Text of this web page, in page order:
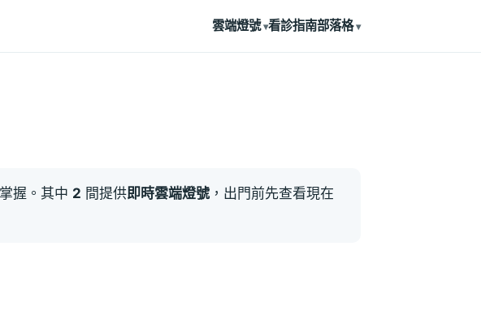
雲端燈號 看診指南部落格
握。其中 2 間提供即時雲端燈號 ，出門前先查看現在